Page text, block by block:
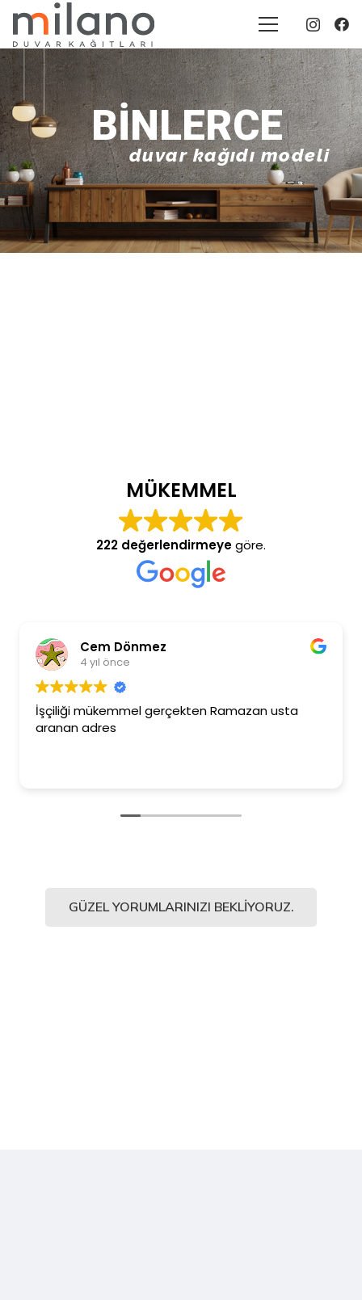
BINLERCE
duvar kağıdı modeli
MÜKEMMEL
222 değerlendirmeyegöre.
Cem Dönmez
4 yıl önce
İşçiliği mükemmel gerçekten Ramazan usta
aranan adres
GÜZEL YORUMLARINIZI BEKLIYORUZ.